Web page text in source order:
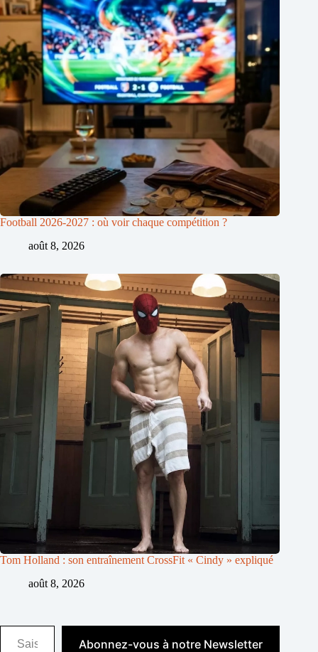
Football 2026-2027 : où voir chaque compétition ?
août 8, 2026
Tom Holland : son entraînement CrossFit « Cindy » expliqué
août 8, 2026
Saisissez votre adresse e-mail…
Abonnez-vous à notre Newsletter